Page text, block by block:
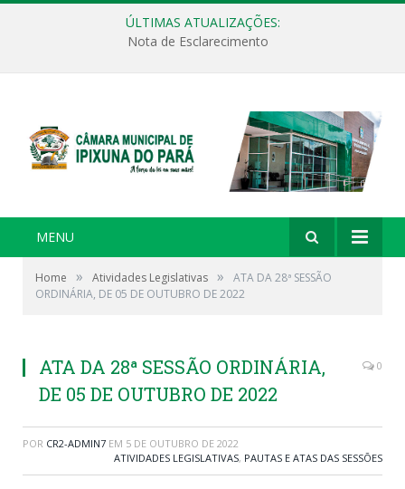
ÚLTIMAS ATUALIZAÇÕES:
Nota de Esclarecimento
MENU
Home » Atividades Legislativas »
ATA DA 28ª SESSÃO
ORDINÁRIA, DE 05 DE OUTUBRO DE 2022
ATA DA 28ª SESSÃO ORDINÁRIA,
DE 05 DE OUTUBRO DE 2022
0
POR CR2-ADMIN7 EM 5 DE OUTUBRO DE 2022
ATIVIDADES LEGISLATIVAS, PAUTAS E ATAS DAS SESSÕES